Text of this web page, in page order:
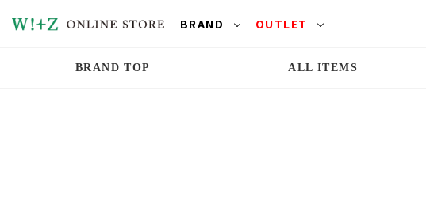
BRAND OUTLET
BRAND TOP ALL ITEMS